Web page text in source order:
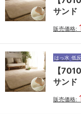
サンド
販売価格:
はっ水 低
【
サンド
販売価格: